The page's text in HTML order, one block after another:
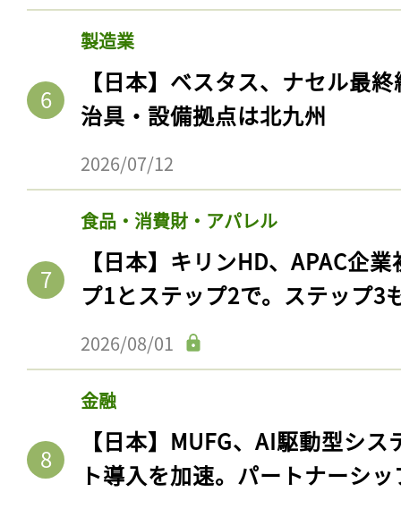
製造業
【日本】ベスタス、ナセル最
治具・設備拠点は北九州
2026/07/12
食品・消費財・アパレル
【日本】キリンHD、APAC企
プ1とステップ2で。ステップ3
2026/08/01
金融
【日本】MUFG、AI駆動型シ
ト導入を加速。パートナーシ